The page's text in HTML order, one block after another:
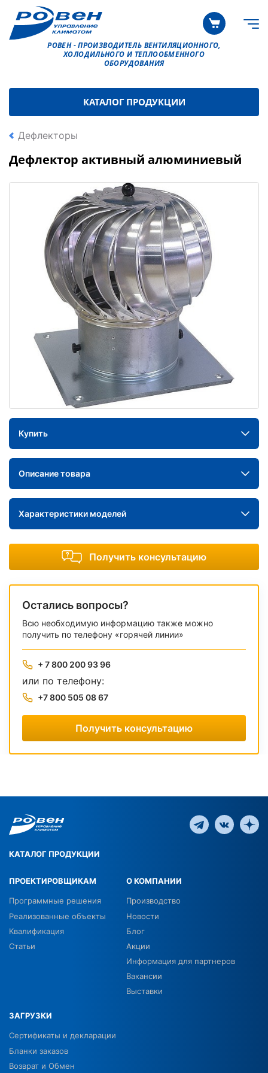
РОВЕН - ПРОИЗВОДИТЕЛЬ ВЕНТИЛЯЦИОННОГО,
ХОЛОДИЛЬНОГО И ТЕПЛООБМЕННОГО
ОБОРУДОВАНИЯ
КАТАЛОГ ПРОДУКЦИИ
Дефлекторы
Дефлектор активный алюминиевый
Купить
Описание товара
Характеристики моделей
Получить консультацию
Остались вопросы?
Всю необходимую информацию также можно
получить по телефону «горячей линии»
+ 7 800 200 93 96
или по телефону:
+7 800 505 08 67
Получить консультацию
КАТАЛОГ ПРОДУКЦИИ
ПРОЕКТИРОВЩИКАМ
Программные решения
Реализованные объекты
Квалификация
Статьи
О КОМПАНИИ
Производство
Новости
Блог
Акции
Информация для партнеров
Вакансии
Выставки
ЗАГРУЗКИ
Сертификаты и декларации
Бланки заказов
Возврат и Обмен